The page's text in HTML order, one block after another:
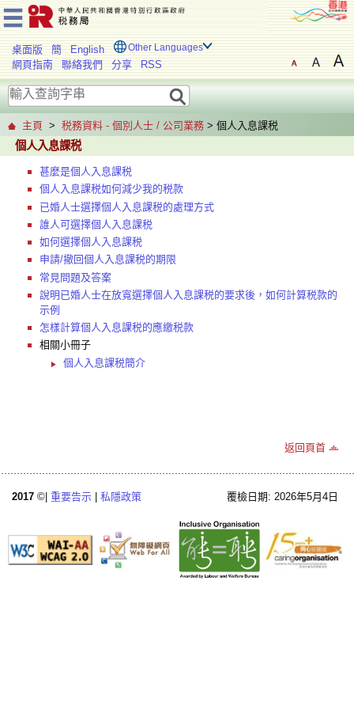
桌面版 簡 English Other Languages
網頁指南 聯絡我們 分享 RSS
主頁 > 税務資料 - 個別人士 / 公司業務 > 個人入息課税
個人入息課税
甚麼是個人入息課税
個人入息課税如何減少我的税款
已婚人士選擇個人入息課税的處理方式
誰人可選擇個人入息課税
如何選擇個人入息課税
申請/撤回個人入息課税的期限
常見問題及答案
說明已婚人士在放寬選擇個人入息課税的要求後，如何計算税款的
示例
怎樣計算個人入息課税的應繳税款
相關小冊子
個人入息課税簡介
返回頁首
2017 ©| 重要告示 私隱政策 覆檢日期: 2026年5月4日